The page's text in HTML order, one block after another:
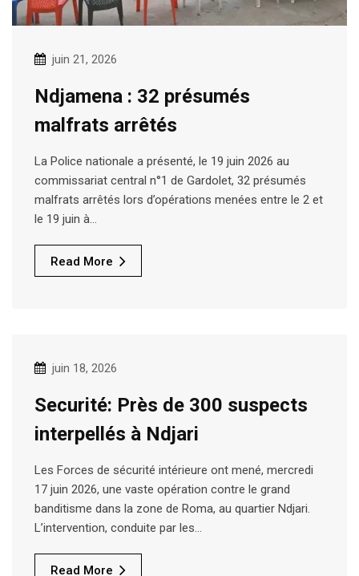
juin 21, 2026
Ndjamena : 32 présumés
malfrats arrêtés
La Police nationale a présenté, le 19 juin 2026 au
commissariat central n°1 de Gardolet, 32 présumés
malfrats arrêtés lors d’opérations menées entre le 2 et
le 19 juin à…
Read More
juin 18, 2026
Securité: Près de 300 suspects
interpellés à Ndjari
Les Forces de sécurité intérieure ont mené, mercredi
17 juin 2026, une vaste opération contre le grand
banditisme dans la zone de Roma, au quartier Ndjari.
L’intervention, conduite par les…
Read More